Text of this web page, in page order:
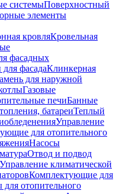
системыПоверхностный
элементы
кровляКровельная
фасадных
фасадаКлинкерная
для наружной
Газовые
печиБанные
батареиТеплый
Управление
для отопительного
Насосы
Отвод и подвод
Управление климатической
Комплектующие для
для отопительного